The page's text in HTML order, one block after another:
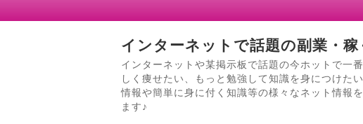
インターネットで話題の副業・
インターネットや某掲示板で話題の今ホットで一
しく痩せたい、もっと勉強して知識を身につけた
情報や簡単に身に付く知識等の様々なネット情報
ます♪